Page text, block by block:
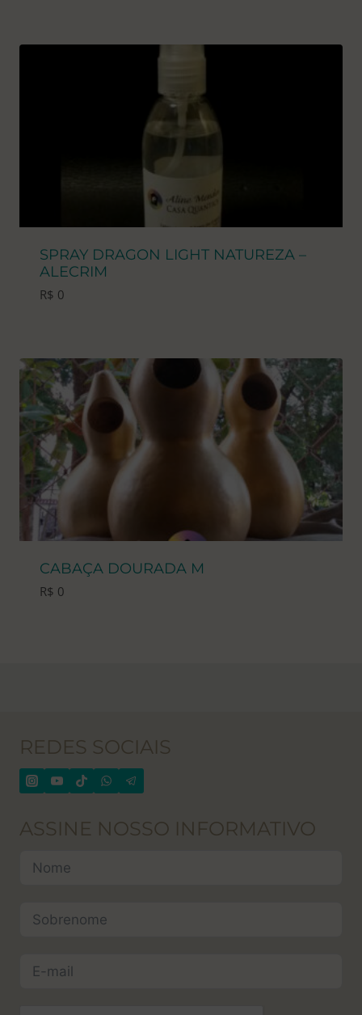
SPRAY DRAGON LIGHT NATUREZA –
ALECRIM
R$ 0
CABAÇA DOURADA M
R$ 0
REDES SOCIAIS
ASSINE NOSSO INFORMATIVO